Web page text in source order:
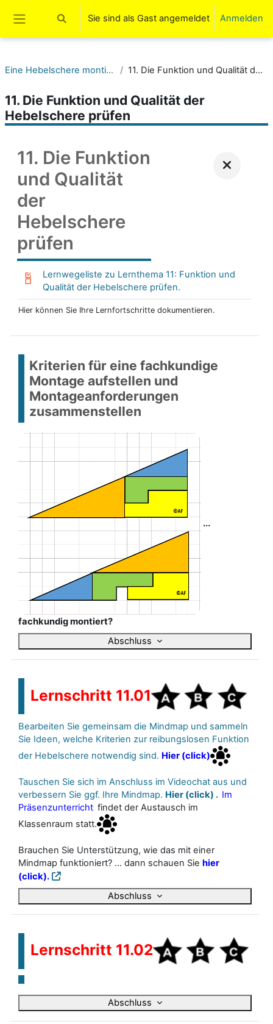
Website-Übersicht
Sucheingabe umschalten
Sie sind als Gast angemeldet Anmelden
Eine Hebelschere montieren (DQR 2 + 3) 11. Die Funktion und Qualität der Hebelschere prüfen
11. Die Funktion und Qualität der
Hebelschere prüfen
11. Die Funktion
und Qualität
der
Hebelschere
prüfen
Lernwegeliste zu Lernthema 11: Funktion und
Qualität der Hebelschere prüfen.
Hier können Sie Ihre Lernfortschritte dokumentieren.
Abschluss
Kriterien für eine fachkundige
Montage aufstellen und
Montageanforderungen
zusammenstellen
...
fachkundig montiert?
Abschluss
Lernschritt 11.01
Bearbeiten Sie gemeinsam die Mindmap und sammeln
Sie Ideen, welche Kriterien zur reibungslosen Funktion
der Hebelschere notwendig sind. Hier (click)
Tauschen Sie sich im Anschluss im Videochat aus und
verbessern Sie ggf. Ihre Mindmap. Hier (click) . Im
Präsenzunterricht findet der Austausch im
Klassenraum statt.
Brauchen Sie Unterstützung, wie das mit einer
Mindmap funktioniert? ... dann schauen Sie hier
(click).
Abschluss
Lernschritt 11.02